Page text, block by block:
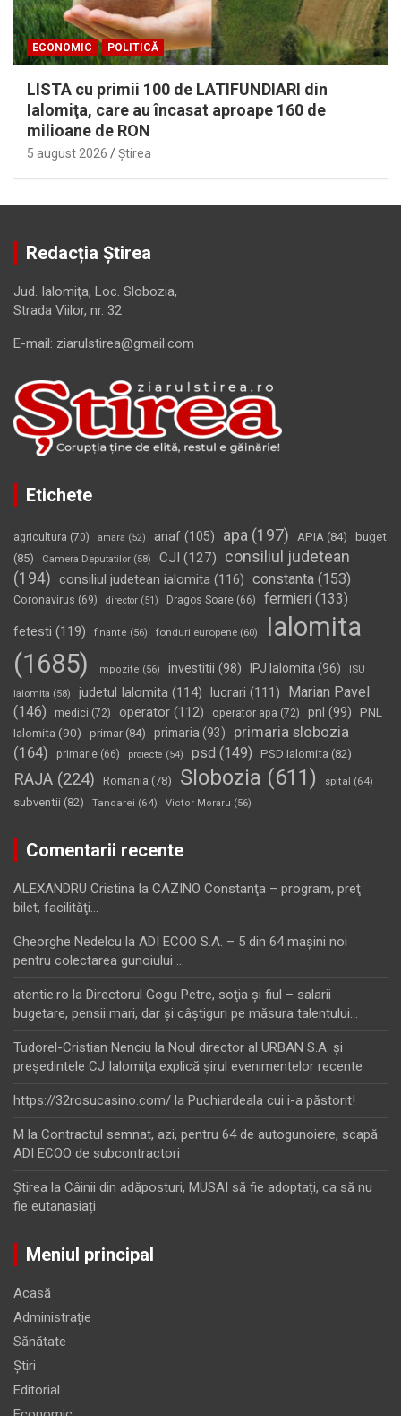
ECONOMIC POLITICĂ
LISTA cu primii 100 de LATIFUNDIARI din
Ialomiţa, care au încasat aproape 160 de
milioane de RON
5 august 2026 Ştirea
Redacția Știrea
Jud. Ialomiţa, Loc. Slobozia,
Strada Viilor, nr. 32
E-mail: ziarulstirea@gmail.com
Etichete
agricultura (70) amara (52) anaf (105) apa (197) APIA (84)
buget
(85)
Camera Deputatilor (58) CJI (127)
consiliul judetean
(194) consiliul judetean ialomita (116) constanta (153)
Coronavirus (69) director (51) Dragos Soare (66) fermieri (133)
fetesti (119) finante (56) fonduri europene (60)
Ialomita
(1685)
impozite (56) investitii (98) IPJ Ialomita (96) ISU
Ialomita (58) judetul Ialomita (114) lucrari (111)
Marian Pavel
(146)
medici (72) operator (112) operator apa (72) pnl (99)
PNL
Ialomita (90) primar(84) primaria (93)
primaria slobozia
(164)
primarie (66) proiecte (54) psd (149) PSD Ialomita (82)
RAJA (224) Romania (78) Slobozia (611) spital (64)
subventii (82) Tandarei (64) Victor Moraru (56)
Comentarii recente
ALEXANDRU Cristina la CAZINO Constanţa – program, preţ
bilet, facilităţi…
Gheorghe Nedelcu la ADI ECOO S.A. – 5 din 64 maşini noi
pentru colectarea gunoiului …
atentie.ro la Directorul Gogu Petre, soţia şi fiul – salarii
bugetare, pensii mari, dar şi câştiguri pe măsura talentului…
Tudorel-Cristian Nenciu la Noul director al URBAN S.A. şi
preşedintele CJ Ialomiţa explică şirul evenimentelor recente
https://32rosucasino.com/ la Puchiardeala cui i-a păstorit!
M la Contractul semnat, azi, pentru 64 de autogunoiere, scapă
ADI ECOO de subcontractori
Ştirea la Câinii din adăposturi, MUSAI să fie adoptați, ca să nu
fie eutanasiați
Meniul principal
Acasă
Administrație
Sănătate
Știri
Editorial